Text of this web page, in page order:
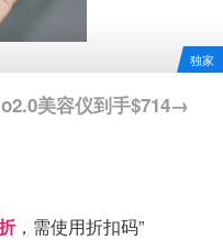
独家
美容仪到手$714→
，需使用折扣码”